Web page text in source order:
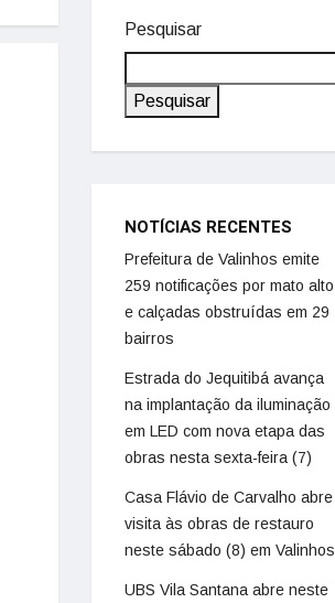
Pesquisar
Pesquisar
NOTÍCIAS RECENTES
Prefeitura de Valinhos emite
259 notificações por mato alto
e calçadas obstruídas em 29
bairros
Estrada do Jequitibá avança
na implantação da iluminação
em LED com nova etapa das
obras nesta sexta-feira (7)
Casa Flávio de Carvalho abre
visita às obras de restauro
neste sábado (8) em Valinhos
UBS Vila Santana abre neste